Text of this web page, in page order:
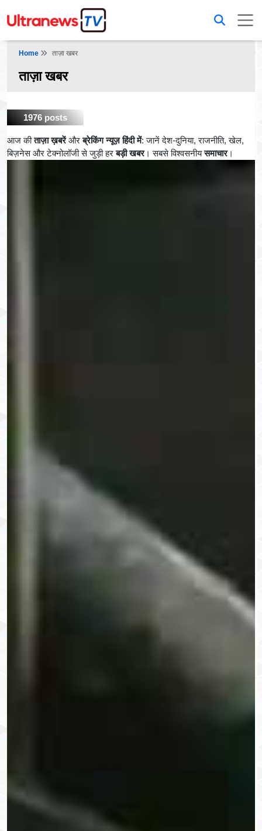
Home ताज़ा खबर
ताज़ा खबर
1976 posts
आज कीताज़ा ख़बरेंऔरब्रेकिंग न्यूज़ हिंदी में: जानें देश-दुनिया, राजनीति, खेल,
बिज़नेस और टेक्नोलॉजी से जुड़ी हरबड़ी खबर। सबसे विश्वसनीयसमाचार।